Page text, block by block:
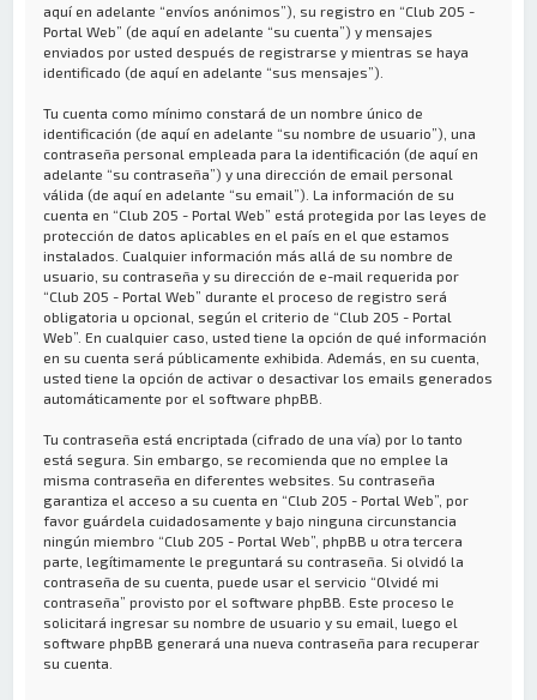
aquí en adelante “envíos anónimos”), su registro en “Club 205 -
Portal Web” (de aquí en adelante “su cuenta”) y mensajes
enviados por usted después de registrarse y mientras se haya
identificado (de aquí en adelante “sus mensajes”).
Tu cuenta como mínimo constará de un nombre único de
identificación (de aquí en adelante “su nombre de usuario”), una
contraseña personal empleada para la identificación (de aquí en
adelante “su contraseña”) y una dirección de email personal
válida (de aquí en adelante “su email”). La información de su
cuenta en “Club 205 - Portal Web” está protegida por las leyes de
protección de datos aplicables en el país en el que estamos
instalados. Cualquier información más allá de su nombre de
usuario, su contraseña y su dirección de e-mail requerida por
“Club 205 - Portal Web” durante el proceso de registro será
obligatoria u opcional, según el criterio de “Club 205 - Portal
Web”. En cualquier caso, usted tiene la opción de qué información
en su cuenta será públicamente exhibida. Además, en su cuenta,
usted tiene la opción de activar o desactivar los emails generados
automáticamente por el software phpBB.
Tu contraseña está encriptada (cifrado de una vía) por lo tanto
está segura. Sin embargo, se recomienda que no emplee la
misma contraseña en diferentes websites. Su contraseña
garantiza el acceso a su cuenta en “Club 205 - Portal Web”, por
favor guárdela cuidadosamente y bajo ninguna circunstancia
ningún miembro “Club 205 - Portal Web”, phpBB u otra tercera
parte, legítimamente le preguntará su contraseña. Si olvidó la
contraseña de su cuenta, puede usar el servicio “Olvidé mi
contraseña” provisto por el software phpBB. Este proceso le
solicitará ingresar su nombre de usuario y su email, luego el
software phpBB generará una nueva contraseña para recuperar
su cuenta.